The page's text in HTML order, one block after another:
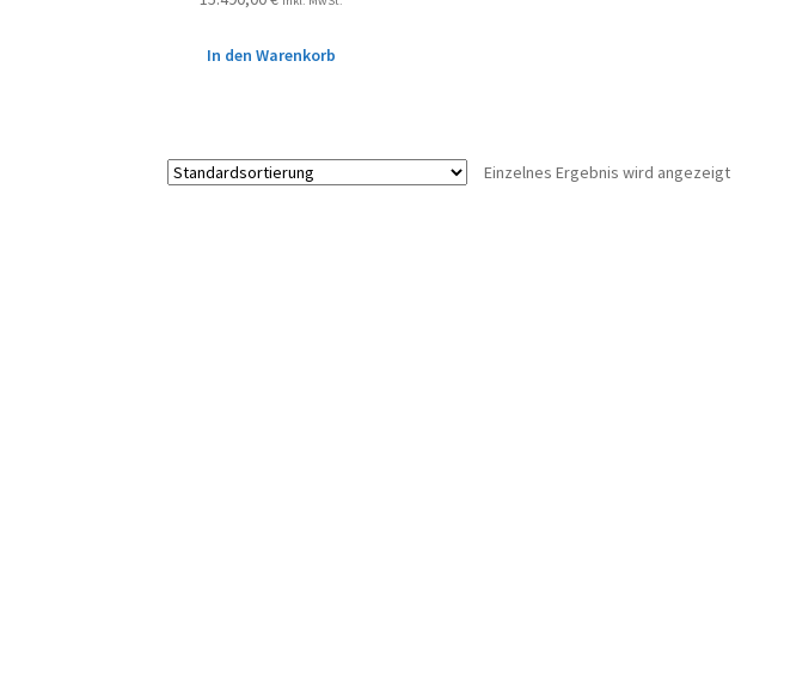
In den Warenkorb
Einzelnes Ergebnis wird angezeigt